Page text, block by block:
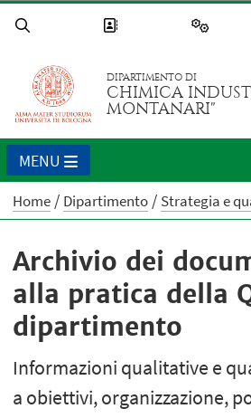
DIPARTIMENTO DI
CHIMICA
MONTANARI"
MENU
Home Dipartimento Strategia e
Archivio dei
alla pratica della
dipartimento
Informazioni qualitative e
a obiettivi, organizzazione,